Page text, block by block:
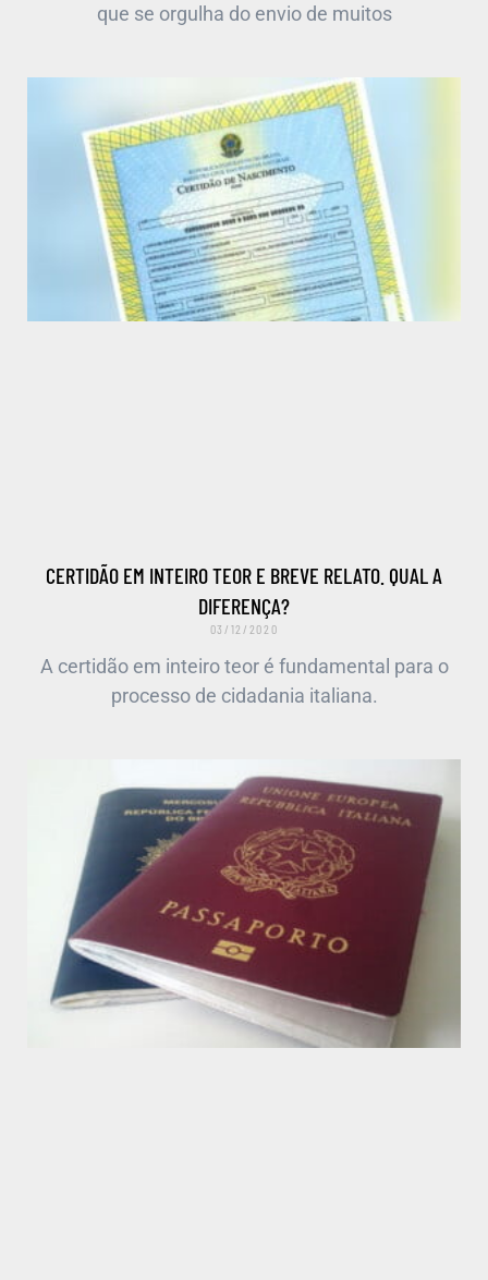
que se orgulha do envio de muitos
CERTIDÃO EM INTEIRO TEOR E BREVE RELATO. QUAL A
DIFERENÇA?
03/12/2020
A certidão em inteiro teor é fundamental para o
processo de cidadania italiana.